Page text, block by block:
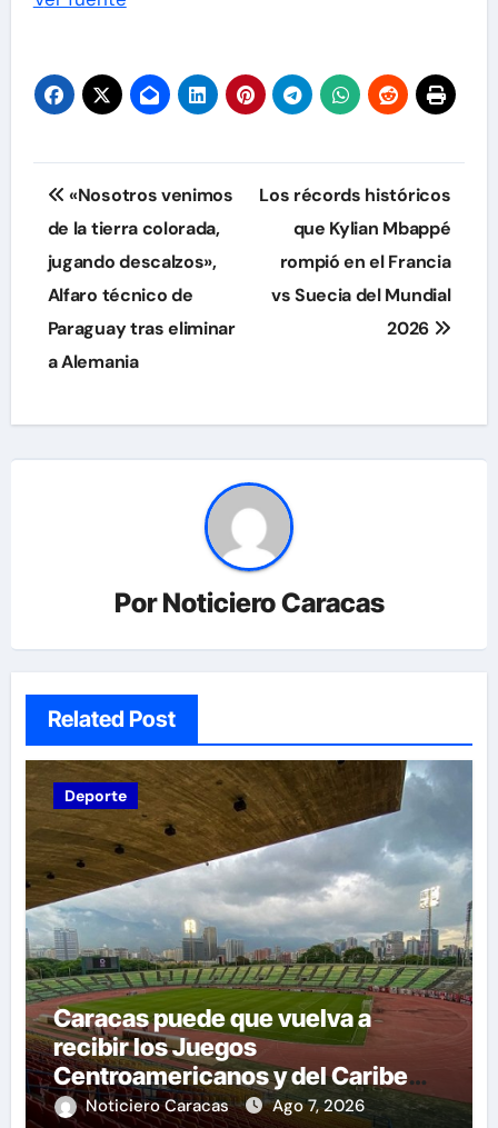
Navegación
de
entradas
«Nosotros venimos
de la tierra colorada,
jugando descalzos»,
Alfaro técnico de
Paraguay tras eliminar
a Alemania
Los récords históricos
que Kylian Mbappé
rompió en el Francia
vs Suecia del Mundial
2026
PorNoticiero Caracas
Related Post
Deporte
Caracas puede que vuelva a
recibir los Juegos
Centroamericanos y del Caribe
tras mas de 70 años
Noticiero Caracas Ago 7, 2026